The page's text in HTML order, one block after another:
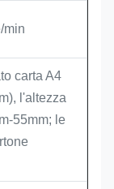
min
carta A4
l'altezza
55mm; le